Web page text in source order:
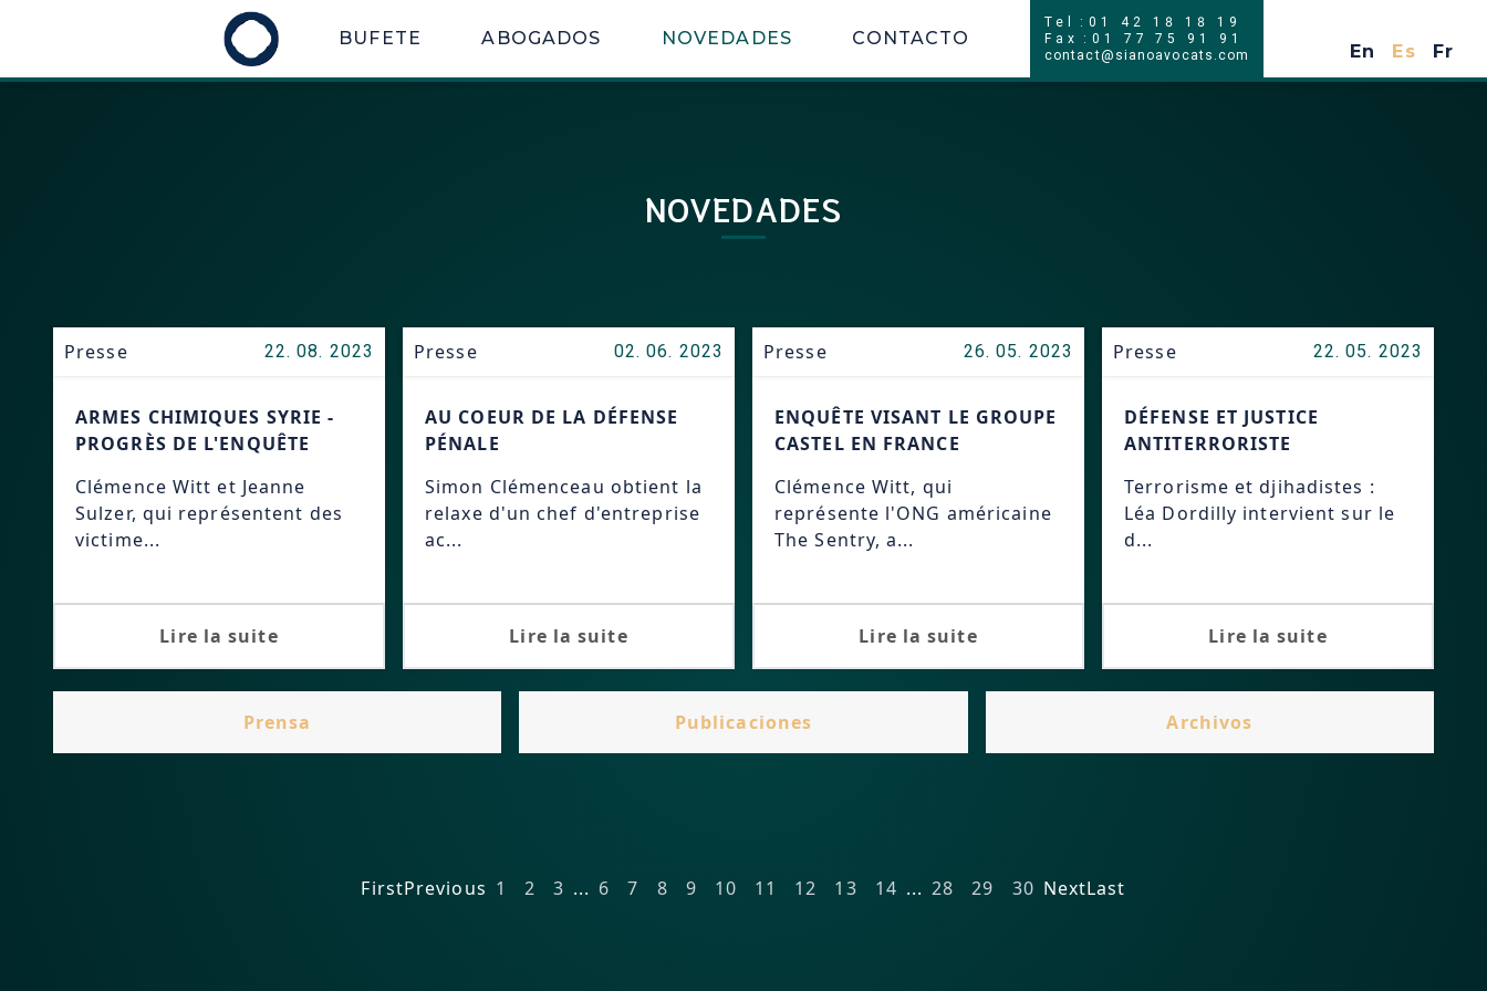
BUFETE ABOGADOS NOVEDADES CONTACTO
Tel :01 42 18 18 19
Fax
: 01 77 75 91 91
contact@sianoavocats.com
En Es Fr
NOVEDADES
Presse 22. 08. 2023
ARMES CHIMIQUES SYRIE -
PROGRÈS DE L'ENQUÊTE
Clémence Witt et Jeanne
Sulzer, qui représentent des
victime...
Lire la suite
Presse 02. 06. 2023
AU COEUR DE LA DÉFENSE
PÉNALE
Simon Clémenceau obtient la
relaxe d'un chef d'entreprise
ac...
Lire la suite
Presse 26. 05. 2023
ENQUÊTE VISANT LE GROUPE
CASTEL EN FRANCE
Clémence Witt, qui
représente l'ONG américaine
The Sentry, a...
Lire la suite
Presse 22. 05. 2023
DÉFENSE ET JUSTICE
ANTITERRORISTE
Terrorisme et djihadistes :
Léa Dordilly intervient sur le
d...
Lire la suite
Prensa Publicaciones Archivos
FirstPrevious 1 2 3 ... 6 7 8 9 10 11 12 13 14 ... 28 29 30 NextLast